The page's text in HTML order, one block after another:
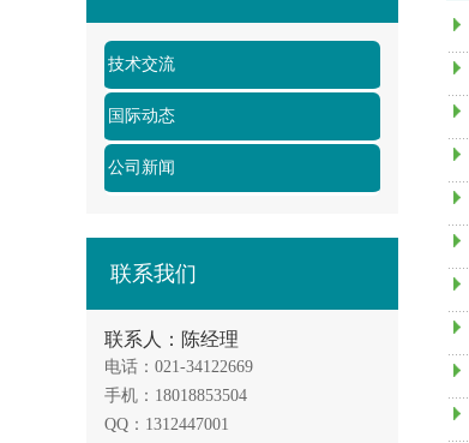
技术交流
国际动态
公司新闻
联系我们
联系人：陈经理
电话：021-34122669
手机：18018853504
QQ：1312447001